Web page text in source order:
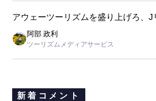
アウェーツーリズムを盛り上げろ、J
阿部 政利
ツーリズムメディアサービス
新着コメント